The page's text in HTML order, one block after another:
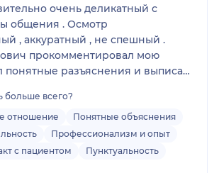
очень деликатный с
общения . Осмотр
, аккуратный , не спешный .
прокомментировал мою
понятные разъяснения и выписал
, изменения в стуле были
железа . У доктора
рейтинг : контакт с
осмотр и понятные
больше всего?
отношение
Понятные объяснения
Профессионализм и опыт
с пациентом
Пунктуальность